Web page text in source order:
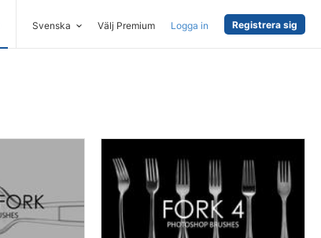
Svenska Välj Premium Logga in Registrera sig